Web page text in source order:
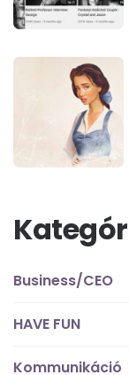
Business/CEO
HAVE FUN
Kommunikáció